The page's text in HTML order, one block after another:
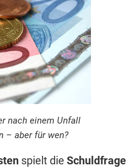
nach einem Unfall
– aber für wen?
spielt die Schuldfrage